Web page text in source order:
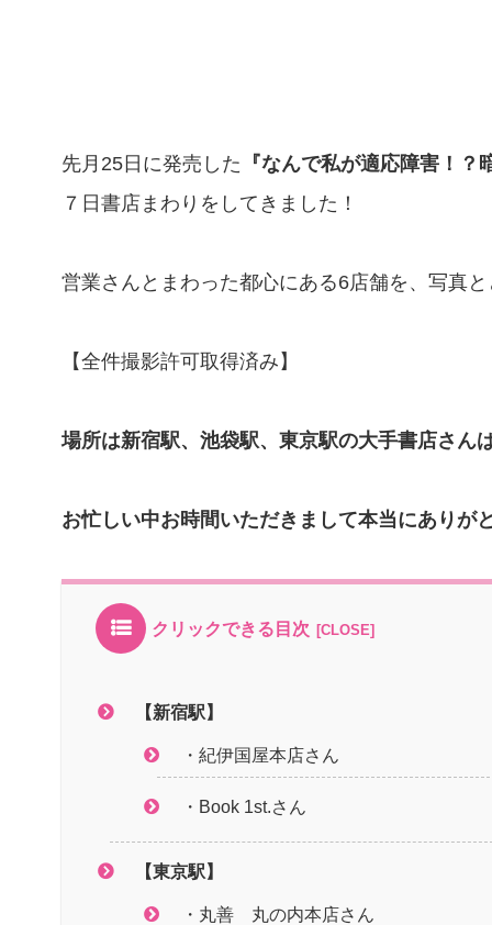
先月25日に発売した 『なんで私が適応障害！
７日書店まわりをしてきました！
営業さんとまわった都心にある6店舗を、写真
【全件撮影許可取得済み】
場所は新宿駅、池袋駅、東京駅の大手書店さん
お忙しい中お時間いただきまして本当にありが
クリックできる目次
【新宿駅】
・紀伊国屋本店さん
・Book 1st.さん
【東京駅】
・丸善 丸の内本店さん